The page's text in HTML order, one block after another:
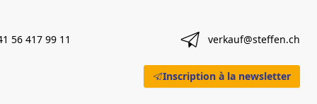
56 417 99 11 verkauf@steffen.ch
Inscription à la newsletter